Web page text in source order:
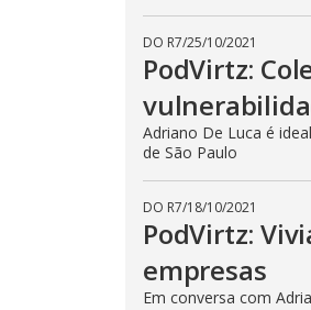
DO R7/25/10/2021
PodVirtz:
Adriano De Luca é
de São Paulo
DO R7/18/10/2021
PodVirtz:
empresas
Em conversa com